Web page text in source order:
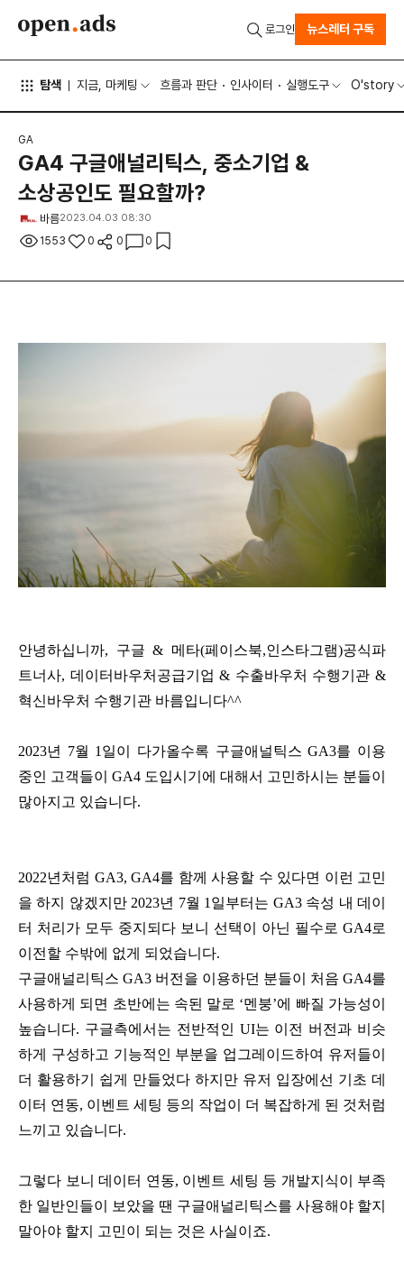
탐색 지금, 마케팅 흐름과 판단 인사이터 실행도구 O'story
로그인 뉴스레터 구독
GA
GA4 구글애널리틱스, 중소기업 &
소상공인도 필요할까?
바름2023.04.03 08:30
1553 0 0 0
안녕하십니까, 구글 & 메타(페이스북,인스타그램)공식파
트너사, 데이터바우처공급기업 & 수출바우처 수행기관 &
혁신바우처 수행기관 바름입니다^^
2023년 7월 1일이 다가올수록 구글애널틱스 GA3를 이용
중인 고객들이 GA4 도입시기에 대해서 고민하시는 분들이
많아지고 있습니다.
2022년처럼 GA3, GA4를 함께 사용할 수 있다면 이런 고민
을 하지 않겠지만 2023년 7월 1일부터는 GA3 속성 내 데이
터 처리가 모두 중지되다 보니 선택이 아닌 필수로 GA4로
이전할 수밖에 없게 되었습니다.
구글애널리틱스 GA3 버전을 이용하던 분들이 처음 GA4를
사용하게 되면 초반에는 속된 말로 ‘멘붕’에 빠질 가능성이
높습니다. 구글측에서는 전반적인 UI는 이전 버전과 비슷
하게 구성하고 기능적인 부분을 업그레이드하여 유저들이
더 활용하기 쉽게 만들었다 하지만 유저 입장에선 기초 데
이터 연동, 이벤트 세팅 등의 작업이 더 복잡하게 된 것처럼
느끼고 있습니다.
그렇다 보니 데이터 연동, 이벤트 세팅 등 개발지식이 부족
한 일반인들이 보았을 땐 구글애널리틱스를 사용해야 할지
말아야 할지 고민이 되는 것은 사실이죠.